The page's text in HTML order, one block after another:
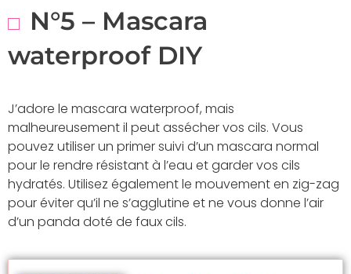
N°5 – Mascara
waterproof DIY
J’adore le mascara waterproof, mais
malheureusement il peut assécher vos cils. Vous
pouvez utiliser un primer suivi d’un mascara normal
pour le rendre résistant à l’eau et garder vos cils
hydratés. Utilisez également le mouvement en zig-zag
pour éviter qu’il ne s’agglutine et ne vous donne l’air
d’un panda doté de faux cils.